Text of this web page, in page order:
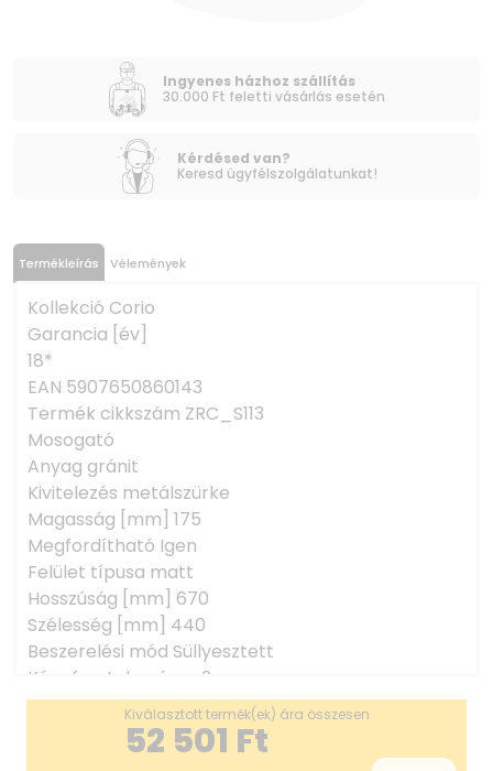
Ingyenes házhoz szállítás
30.000 Ft feletti vásárlás esetén
Kérdésed van?
Keresd ügyfélszolgálatunkat!
Termékleírás Vélemények
Kollekció Corio
Garancia [év]
18*
EAN 5907650860143
Termék cikkszám ZRC_S113
Mosogató
Anyag gránit
Kivitelezés metálszürke
Magasság [mm] 175
Megfordítható Igen
Felület típusa matt
Hosszúság [mm] 670
Szélesség [mm] 440
Beszerelési mód Süllyesztett
Kész furatok száma 2
Leeresztő átmérője 3.5''
Előfúrt lyukak száma 0
Mosogatómedencék száma 1
Kiválasztott termék(ek) ára összesen
52 501 Ft